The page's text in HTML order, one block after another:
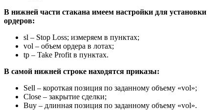
В нижней части стакана имеем настройки для установки
ордеров:
sl – Stop Loss; измеряем в пунктах;
vol – объем ордера в лотах;
tp – Take Profit в пунктах.
В самой нижней строке находятся приказы:
Sell – короткая позиция по заданному объему «vol»;
Close – закрытие сделки;
Buy – длинная позиция по заданному объему «vol».